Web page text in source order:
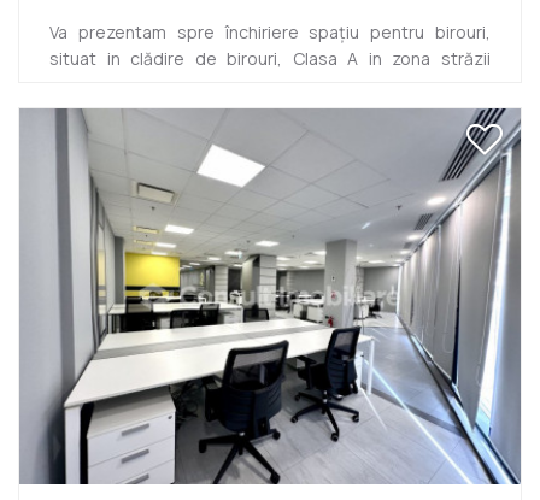
Va prezentam spre închiriere spațiu pentru birouri,
situat in clădire de birouri, Clasa A in zona străzii
D+P+4E si are suprafață utila totală de 1800 mp.
Compartimentarea este flexibilă, actualmente fiind
compusă din 13 încăperi, dintre care 2 open-space
spațioase, birouri, sala de relaxare. Dispune de
asemenea de 3 bucătării si 2 grupuri sanitare, zona de
dressing. Beneficiază de asemenea de atrium
amenajat pentru relaxare si munca...